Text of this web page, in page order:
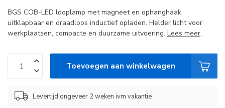
BGS COB-LED looplamp met magneet en ophanghaak,
uitklapbaar en draadloos inductief opladen. Helder licht voor
werkplaatsen, compacte en duurzame uitvoering. Lees meer.
Toevoegen aan winkelwagen
Levertijd ongeveer 2 weken ivm vakantie